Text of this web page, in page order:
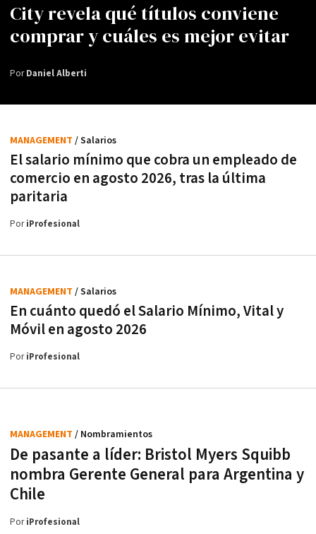
City revela qué títulos conviene
comprar y cuáles es mejor evitar
PorDaniel Alberti
El salario mínimo que cobra un empleado de
comercio en agosto 2026, tras la última
paritaria
MANAGEMENT / Salarios
PoriProfesional
En cuánto quedó el Salario Mínimo, Vital y
Móvil en agosto 2026
MANAGEMENT / Salarios
PoriProfesional
De pasante a líder: Bristol Myers Squibb
nombra Gerente General para Argentina y
Chile
MANAGEMENT / Nombramientos
PoriProfesional